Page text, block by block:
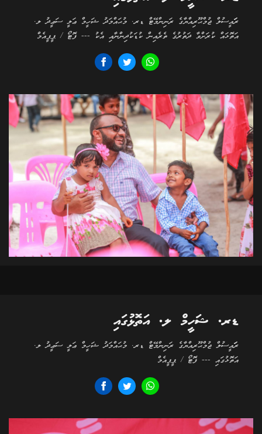
ރަަައީސުލް ޖުމްޙޫރިއްޔާގެ ރަނިންމޭޓް ޑރ. މުޙައްމަދު ޝަހީމް ޢަލީ ސަޢީދު ލ.
އަތޮޅައް ކުރަށްވާ ދަތުރުގެ ތެރެއިން ކުޑަކުދިންނާއި އެކު --- ފޮޓޯ / ޕީޕީއެމް
ޑރ. ޝަހީމް ލ. އަތޮޅުގައި
ރަަައީސުލް ޖުމްޙޫރިއްޔާގެ ރަނިންމޭޓް ޑރ. މުޙައްމަދު ޝަހީމް ޢަލީ ސަޢީދު ލ.
އަތޮޅުގައި --- ފޮޓޯ / ޕީޕީއެމް